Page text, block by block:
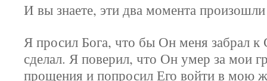
И вы знаете, эти два момента
Я просил Бога, что бы Он меня забрал
сделал. Я поверил, что Он умер за мои
прощения и попросил Его войти в мою